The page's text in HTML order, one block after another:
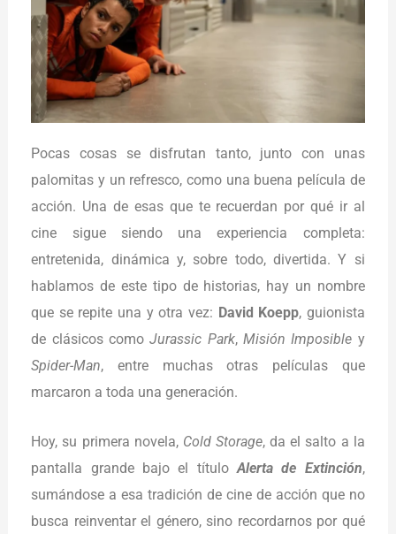
Pocas cosas se disfrutan tanto, junto con unas
palomitas y un refresco, como una buena película de
acción. Una de esas que te recuerdan por qué ir al
cine sigue siendo una experiencia completa:
entretenida, dinámica y, sobre todo, divertida. Y si
hablamos de este tipo de historias, hay un nombre
que se repite una y otra vez: David Koepp, guionista
de clásicos comoJurassic Park,Misión Imposible y
Spider-Man, entre muchas otras películas que
marcaron a toda una generación.
Hoy, su primera novela, Cold Storage, da el salto a la
pantalla grande bajo el títuloAlerta de Extinción,
sumándose a esa tradición de cine de acción que no
busca reinventar el género, sino recordarnos por qué